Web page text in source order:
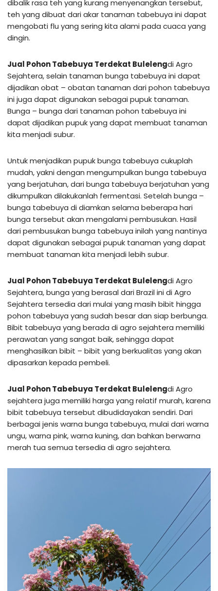
dibalik rasa teh yang kurang menyenangkan tersebut,
teh yang dibuat dari akar tanaman tabebuya ini dapat
mengobati flu yang sering kita alami pada cuaca yang
dingin.
Jual Pohon Tabebuya Terdekat Bulelengdi Agro
Sejahtera, selain tanaman bunga tabebuya ini dapat
dijadikan obat – obatan tanaman dari pohon tabebuya
ini juga dapat digunakan sebagai pupuk tanaman.
Bunga – bunga dari tanaman pohon tabebuya ini
dapat dijadikan pupuk yang dapat membuat tanaman
kita menjadi subur.
Untuk menjadikan pupuk bunga tabebuya cukuplah
mudah, yakni dengan mengumpulkan bunga tabebuya
yang berjatuhan, dari bunga tabebuya berjatuhan yang
dikumpulkan dilakukanlah fermentasi. Setelah bunga –
bunga tabebuya di diamkan selama beberapa hari
bunga tersebut akan mengalami pembusukan. Hasil
dari pembusukan bunga tabebuya inilah yang nantinya
dapat digunakan sebagai pupuk tanaman yang dapat
membuat tanaman kita menjadi lebih subur.
Jual Pohon Tabebuya Terdekat Bulelengdi Agro
Sejahtera, bunga yang berasal dari Brazil ini di Agro
Sejahtera tersedia dari mulai yang masih bibit hingga
pohon tabebuya yang sudah besar dan siap berbunga.
Bibit tabebuya yang berada di agro sejahtera memiliki
perawatan yang sangat baik, sehingga dapat
menghasilkan bibit – bibit yang berkualitas yang akan
dipasarkan kepada pembeli.
Jual Pohon Tabebuya Terdekat Bulelengdi Agro
sejahtera juga memiliki harga yang relatif murah, karena
bibit tabebuya tersebut dibudidayakan sendiri. Dari
berbagai jenis warna bunga tabebuya, mulai dari warna
ungu, warna pink, warna kuning, dan bahkan berwarna
merah tua semua tersedia di agro sejahtera.